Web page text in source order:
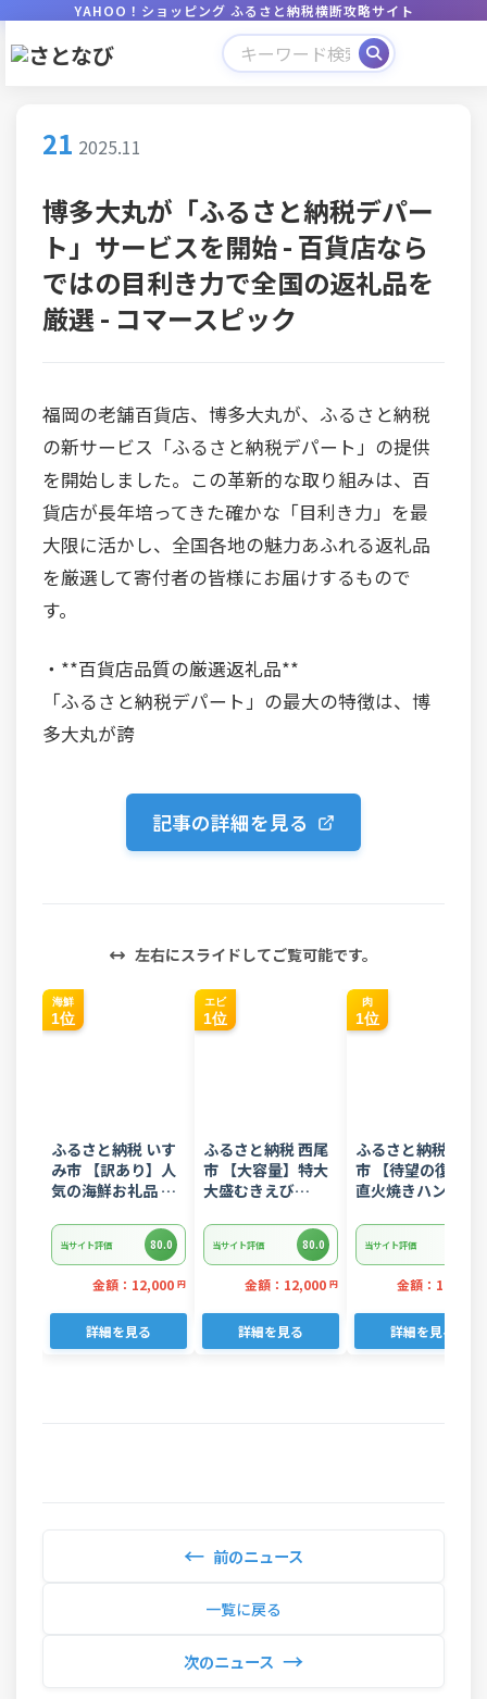
YAHOO！ショッピング ふるさと納税横断攻略サイト
21 2025.11
博多大丸が「ふるさと納税デパー
ト」サービスを開始 - 百貨店なら
ではの目利き力で全国の返礼品を
厳選 - コマースピック
福岡の老舗百貨店、博多大丸が、ふるさと納税
の新サービス「ふるさと納税デパート」の提供
を開始しました。この革新的な取り組みは、百
貨店が長年培ってきた確かな「目利き力」を最
大限に活かし、全国各地の魅力あふれる返礼品
を厳選して寄付者の皆様にお届けするもので
す。
・**百貨店品質の厳選返礼品**
「ふるさと納税デパート」の最大の特徴は、博
多大丸が誇
記事の詳細を見る
左右にスライドしてご覧可能です。
海鮮
1位
ふるさと納税 いす
み市 【訳あり】人
気の海鮮お礼品 チ
り落とし(端材)約
3kg
当サイト評価 80.0
金額：12,000 円
詳細を見る
エビ
1位
ふるさと納税 西尾
市 【大容量】特大
大盛むきえび
当サイト評価 80.0
金額：12,000 円
詳細を見る
肉
1位
ふるさと納税 常総
市 【待望の復活!】
直火焼きハンバー
ス 3kg 22個入り
当サイト評価
金額：12,000
詳細を見る
← 前のニュース
一覧に戻る
次のニュース →